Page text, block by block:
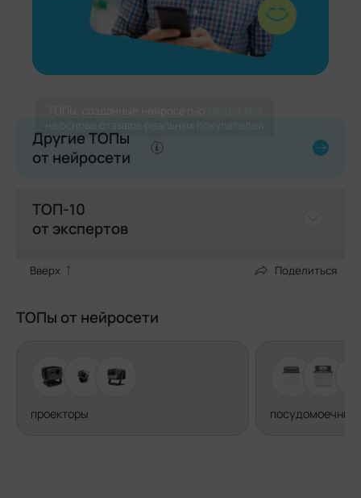
ТОП-10
от экспертов
Другие ТОПы
от нейросети
Поделиться
Вверх Поделиться
ТОПы от нейросети
проекторы